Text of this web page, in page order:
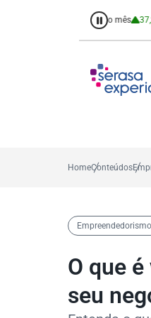
37,2%
HomeConteúdos
Empreendedorismo
O que
seu